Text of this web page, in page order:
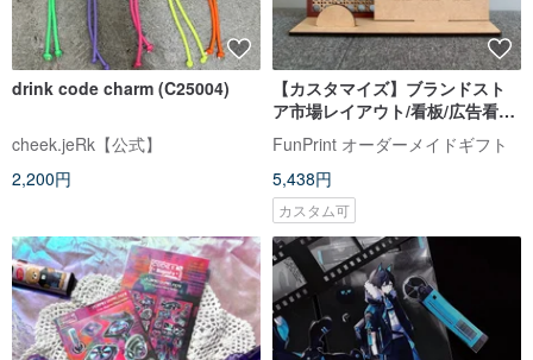
drink code charm (C25004)
cheek.jeRk【公式】
2,200円
【カスタマイズ】ブランドスト
ア市場レイアウト/看板/広告看板/
サイン/QRコード
FunPrint オーダーメイドギフト
5,438円
カスタム可